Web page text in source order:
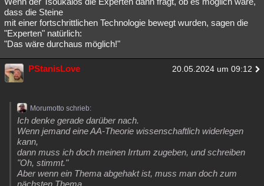
dass die Steine
mit einer fortschrittlichen Technologie bewegt wurden, sagen die
"Experten" natürlich:
"Das wäre durchaus möglich!"
PStanisLove 20.05.2024 um 09:12
Morumotto schrieb:
Ich denke gerade darüber nach.
Wenn jemand eine AA-Theorie wissenschaftlich widerlegen
kann,
dann muss ich doch meinen Irrtum zugeben, und schreiben
"Oh, stimmt."
Aber wenn ein Thema abgehakt ist, muss man doch zum
nächsten Thema